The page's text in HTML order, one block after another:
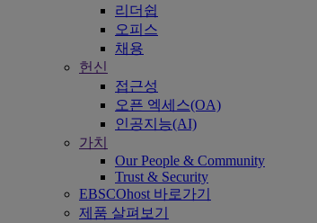
리더쉽
오피스
채용
헌신
접근성
오픈 엑세스(OA)
인공지능(AI)
가치
Our People & Community
Trust & Security
EBSCOhost 바로가기
제품 살펴보기